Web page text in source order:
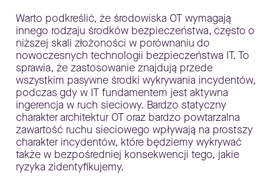
Warto podkreślić, że środowiska OT wymagają
innego rodzaju środków bezpieczeństwa, często o
niższej skali złożoności w porównaniu do
nowoczesnych technologii bezpieczeństwa IT. To
sprawia, że zastosowanie znajdują przede
wszystkim pasywne środki wykrywania incydentów,
podczas gdy w IT fundamentem jest aktywna
ingerencja w ruch sieciowy. Bardzo statyczny
charakter architektur OT oraz bardzo powtarzalna
zawartość ruchu sieciowego wpływają na prostszy
charakter incydentów, które będziemy wykrywać
także w bezpośredniej konsekwencji tego, jakie
ryzyka zidentyfikujemy.